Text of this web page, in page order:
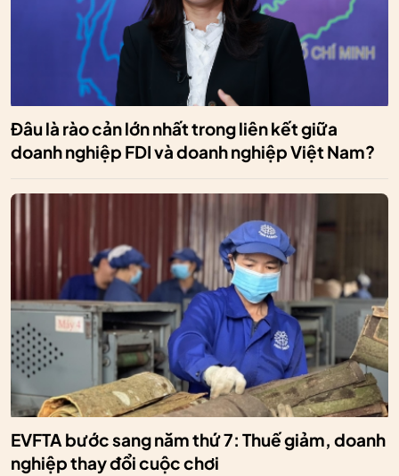
Đâu là rào cản lớn nhất trong liên kết giữa
doanh nghiệp FDI và doanh nghiệp Việt Nam?
EVFTA bước sang năm thứ 7: Thuế giảm, doanh
nghiệp thay đổi cuộc chơi